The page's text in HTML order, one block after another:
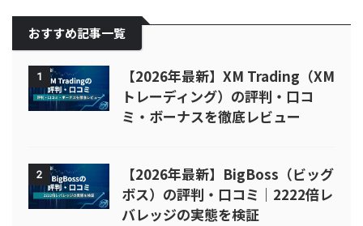
おすすめ記事一覧
1
【2026年最新】XM Trading（XM
トレーディング）の評判・口コ
ミ・ボーナスを徹底レビュー
2
【2026年最新】BigBoss（ビッグ
ボス）の評判・口コミ｜2222倍レ
バレッジの実態を検証